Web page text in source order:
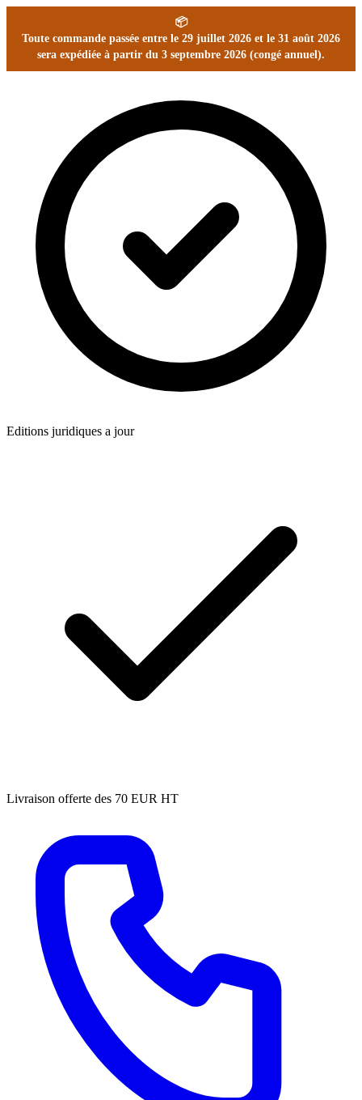
📦
Toute commande passée entre le 29 juillet 2026 et le 31 août 2026
sera expédiée à partir du 3 septembre 2026 (congé annuel).
Editions juridiques a jour
Livraison offerte des 70 EUR HT